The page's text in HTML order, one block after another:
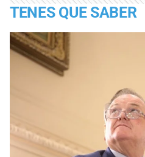
TENES QUE SABER